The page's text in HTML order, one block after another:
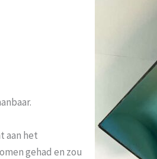
aan het
gehad en zou